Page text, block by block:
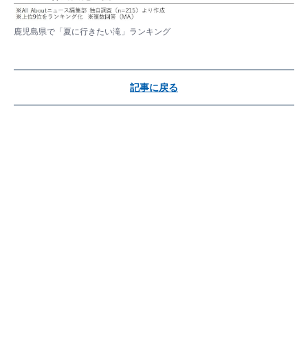
鹿児島県で「夏に行きたい滝」ランキング
記事に戻る